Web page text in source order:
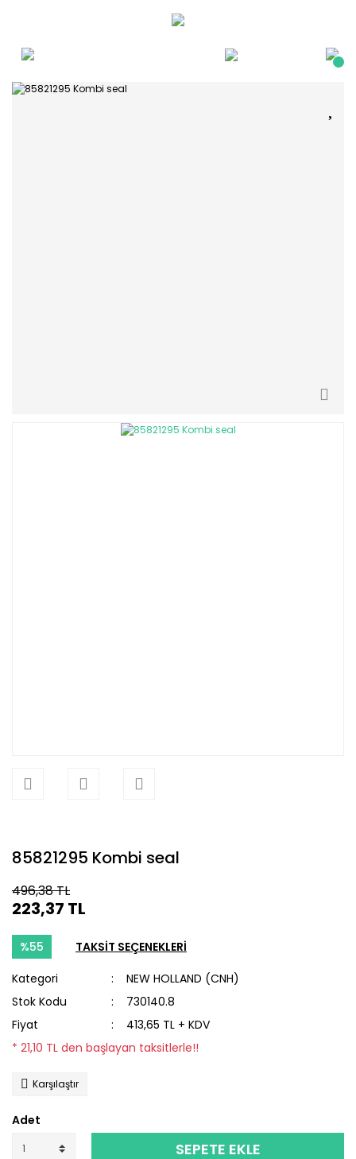
85821295 Kombi seal
496,38 TL
223,37 TL
%55 TAKSİT SEÇENEKLERİ
Kategori
NEW HOLLAND (CNH)
Stok Kodu
730140.8
Fiyat
413,65 TL + KDV
* 21,10 TL den başlayan taksitlerle!!
Karşılaştır
Adet
SEPETE EKLE